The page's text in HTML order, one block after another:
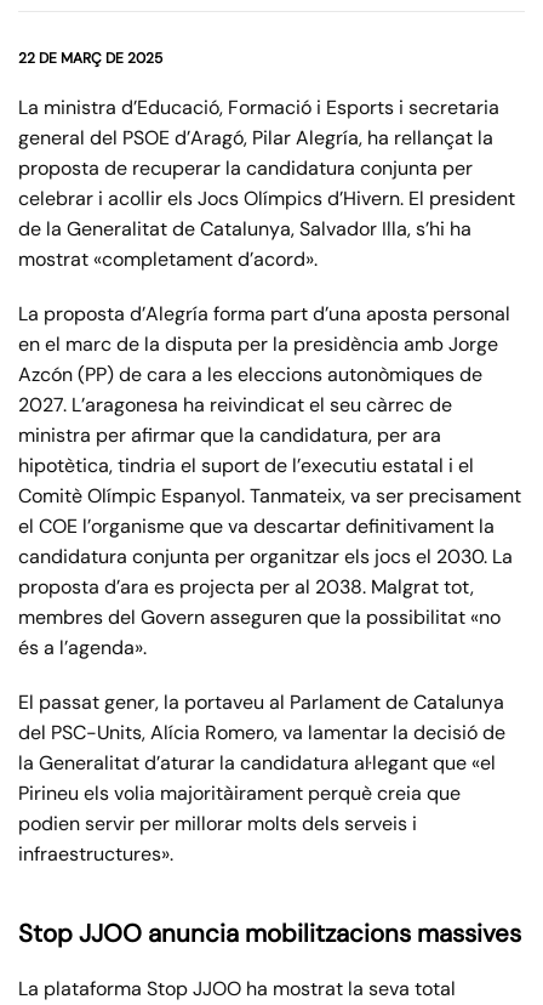
22 DE MARÇ DE 2025
La ministra d’Educació, Formació i Esports i secretaria
general del PSOE d’Aragó, Pilar Alegría, ha rellançat la
proposta de recuperar la candidatura conjunta per
celebrar i acollir els Jocs Olímpics d’Hivern. El president
de la Generalitat de Catalunya, Salvador Illa, s’hi ha
mostrat «completament d’acord».
La proposta d’Alegría forma part d’una aposta personal
en el marc de la disputa per la presidència amb Jorge
Azcón (PP) de cara a les eleccions autonòmiques de
2027. L’aragonesa ha reivindicat el seu càrrec de
ministra per afirmar que la candidatura, per ara
hipotètica, tindria el suport de l’executiu estatal i el
Comitè Olímpic Espanyol. Tanmateix, va ser precisament
el COE l’organisme que va descartar definitivament la
candidatura conjunta per organitzar els jocs el 2030. La
proposta d’ara es projecta per al 2038. Malgrat tot,
membres del Govern asseguren que la possibilitat «no
és a l’agenda».
El passat gener, la portaveu al Parlament de Catalunya
del PSC-Units, Alícia Romero, va lamentar la decisió de
la Generalitat d’aturar la candidatura al·legant que «el
Pirineu els volia majoritàirament perquè creia que
podien servir per millorar molts dels serveis i
infraestructures».
Stop JJOO anuncia mobilitzacions massives
La plataforma Stop JJOO ha mostrat la seva total